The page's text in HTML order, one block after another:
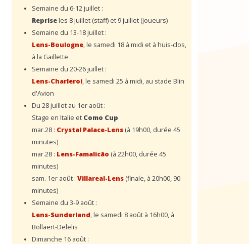
Semaine du 6-12 juillet :
Repriseles 8 juillet (staff) et 9 juillet (joueurs)
Semaine du 13-18 juillet :
Lens-Boulogne, le samedi 18 à midi et à huis-clos,
à la Gaillette
Semaine du 20-26 juillet :
Lens-Charleroi, le samedi 25 à midi, au stade Blin
d'Avion
Du 28 juillet au 1er août :
Stage en Italie et Como Cup
mar.28 : Crystal Palace-Lens (à 19h00, durée 45
minutes)
mar.28 : Lens-Famalicão (à 22h00, durée 45
minutes)
sam. 1er août : Villareal-Lens (finale, à 20h00, 90
minutes)
Semaine du 3-9 août :
Lens-Sunderland, le samedi 8 août à 16h00, à
Bollaert-Delelis
Dimanche 16 août :